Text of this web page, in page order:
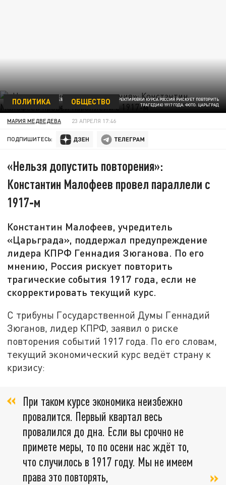
КОНСТАНТИН МАЛОФЕЕВ ПРЕДУПРЕЖДАЕТ, БЕЗ КОРРЕКТИРОВКИ КУРСА РОССИЯ РИСКУЕТ ПОВТОРИТЬ
ТРАГЕДИЮ 1917 ГОДА. ФОТО: ЦАРЬГРАД
ПОЛИТИКА ОБЩЕСТВО
МАРИЯ МЕДВЕДЕВА 23 АПРЕЛЯ 17:46
ПОДПИШИТЕСЬ:
«Нельзя допустить повторения»:
Константин Малофеев провел параллели с
1917‑м
Константин Малофеев, учредитель
«Царьграда», поддержал предупреждение
лидера КПРФ Геннадия Зюганова. По его
мнению, Россия рискует повторить
трагические события 1917 года, если не
скорректировать текущий курс.
С трибуны Государственной Думы Геннадий
Зюганов, лидер КПРФ, заявил о риске
повторения событий 1917 года. По его словам,
текущий экономический курс ведёт страну к
кризису:
При таком курсе экономика неизбежно
провалится. Первый квартал весь
провалился до дна. Если вы срочно не
примете меры, то по осени нас ждёт то,
что случилось в 1917 году. Мы не имеем
права это повторять,